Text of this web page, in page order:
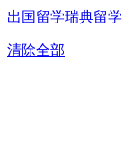
出国留学瑞典留学
清除全部